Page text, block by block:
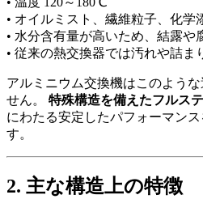
• オイルミスト、繊維粒子、化学
• 水分含有量が高いため、結露や
• 従来の熱交換器では汚れや詰ま
アルミニウム交換機はこのよう
せん。 特殊構造を備えたフルス
にわたる安定したパフォーマン
す。
2. 主な構造上の特徴